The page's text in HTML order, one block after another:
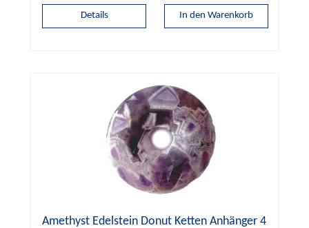
Details
Amethyst Edelstein Donut Ketten Anhänger 4